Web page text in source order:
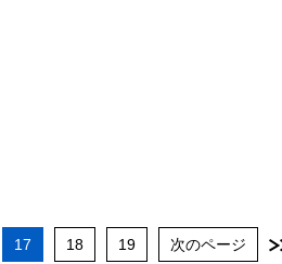
17 18 19 次のページ